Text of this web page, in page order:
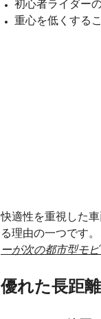
初心者ライダー
重心を低くする
快適性を重視した
る理由の一つです
ーが次の都市型モ
優れた長距